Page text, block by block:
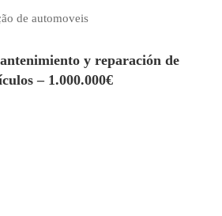
y reparación de
– 1.000.000€